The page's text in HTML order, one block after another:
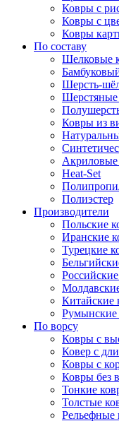
Ковры с
Ковры с
Ковры
По составу
Шелковые
Шерсть-
Ковры из
Heat-Set
Полиэстер
Производители
Польские
Иранские
Турецкие
Китайские
Румынские
По ворсу
Ковры с
Ковер с
Ковры с
Ковры без
Тонкие
Толстые
Рельефные